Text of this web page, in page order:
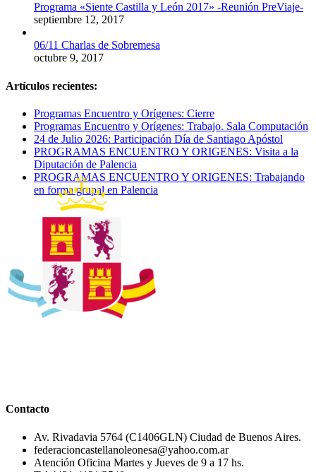
Programa «Siente Castilla y León 2017» -Reunión PreViaje-
septiembre 12, 2017
06/11 Charlas de Sobremesa
octubre 9, 2017
Artículos recientes:
Programas Encuentro y Orígenes: Cierre
Programas Encuentro y Orígenes: Trabajo. Sala Computación
24 de Julio 2026: Participación Día de Santiago Apóstol
PROGRAMAS ENCUENTRO Y ORIGENES: Visita a la
Diputación de Palencia
PROGRAMAS ENCUENTRO Y ORIGENES: Trabajando
en forma grupal en Palencia
Contacto
Av. Rivadavia 5764 (C1406GLN) Ciudad de Buenos Aires.
federacioncastellanoleonesa@yahoo.com.ar
Atención Oficina Martes y Jueves de 9 a 17 hs.